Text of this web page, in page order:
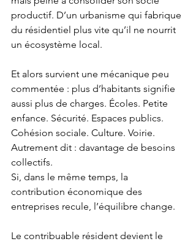
productif. D’un urbanisme qui fabrique
du résidentiel plus vite qu’il ne nourrit
un écosystème local.
Et alors survient une mécanique peu
commentée : plus d’habitants signifie
aussi plus de charges. Écoles. Petite
enfance. Sécurité. Espaces publics.
Cohésion sociale. Culture. Voirie.
Autrement dit : davantage de besoins
collectifs.
Si, dans le même temps, la
contribution économique des
entreprises recule, l’équilibre change.
Le contribuable résident devient le